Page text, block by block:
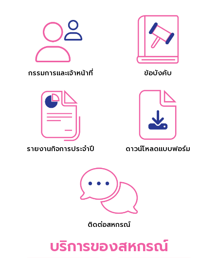
กรรมการและเจ้าหน้าที่ ข้อบังคับ
รายงานกิจการประจำปี ดาวน์โหลดแบบฟอร์ม
ติดต่อสหกรณ์
บริการของสหกรณ์